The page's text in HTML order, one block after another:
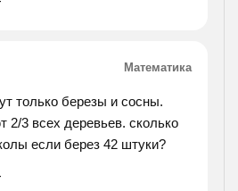
Математика
только березы и сосны.
2/3 всех деревьев. сколько
если берез 42 штуки?